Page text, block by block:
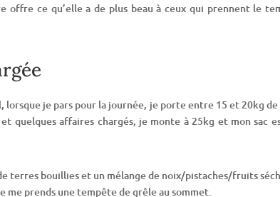
offre ce qu’elle a de plus beau à ceux qui prennent le
je pars pour la journée, je porte entre 15 et 20kg
quelques affaires chargés, je monte à 25kg et mon sac
terres bouillies et un mélange de noix/pistaches/fruits
prends une tempête de grêle au sommet.